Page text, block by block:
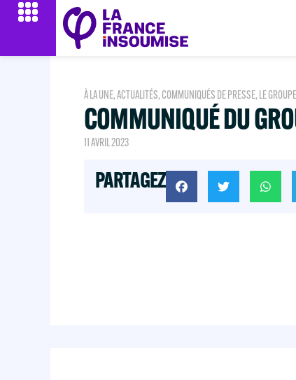
À LA UNE,ACTUALITÉS, COMMUNIQUÉS DE PRESSE, LE
COMMUNIQUÉ DU
11 AVRIL 2023
PARTAGEZ